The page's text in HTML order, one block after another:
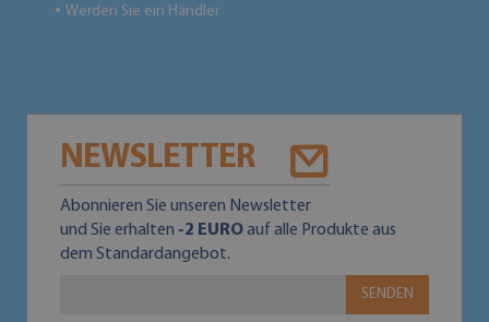
● Werden Sie ein Händler
NEWSLETTER
Abonnieren Sie unseren Newsletter
und Sie erhalten -2 EUROauf alle Produkte aus
dem Standardangebot.
SENDEN